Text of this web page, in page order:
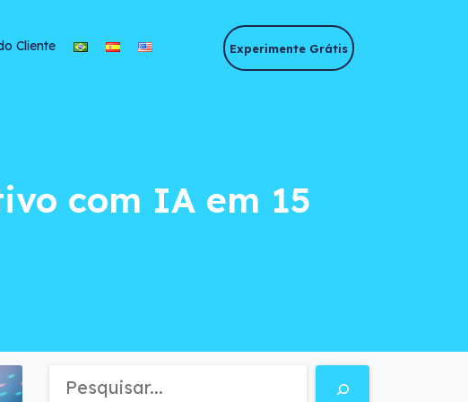
Cliente Experimente Grátis
com IA em 15